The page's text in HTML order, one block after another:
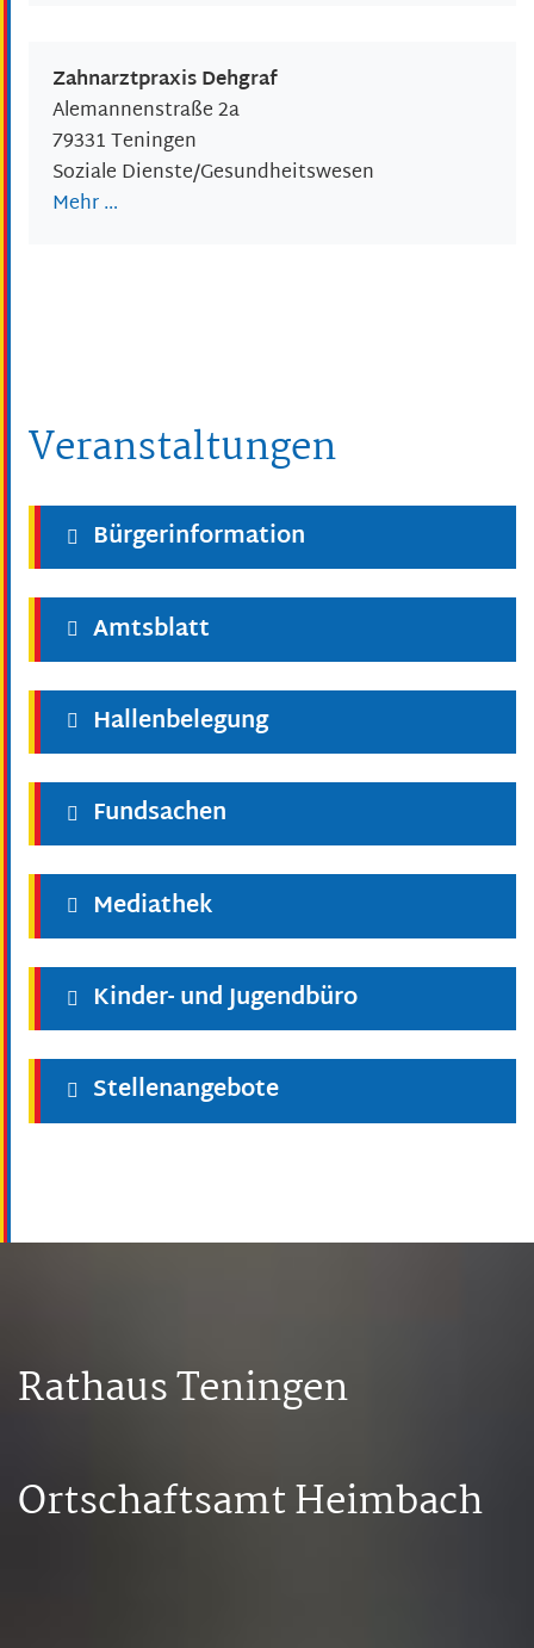
Zahnarztpraxis Dehgraf
Alemannenstraße 2a
79331Teningen
Soziale Dienste/Gesundheitswesen
Mehr …
Veranstaltungen
Bürgerinformation
Amtsblatt
Hallenbelegung
Fundsachen
Mediathek
Kinder- und Jugendbüro
Stellenangebote
Rathaus Teningen
Ortschaftsamt Heimbach